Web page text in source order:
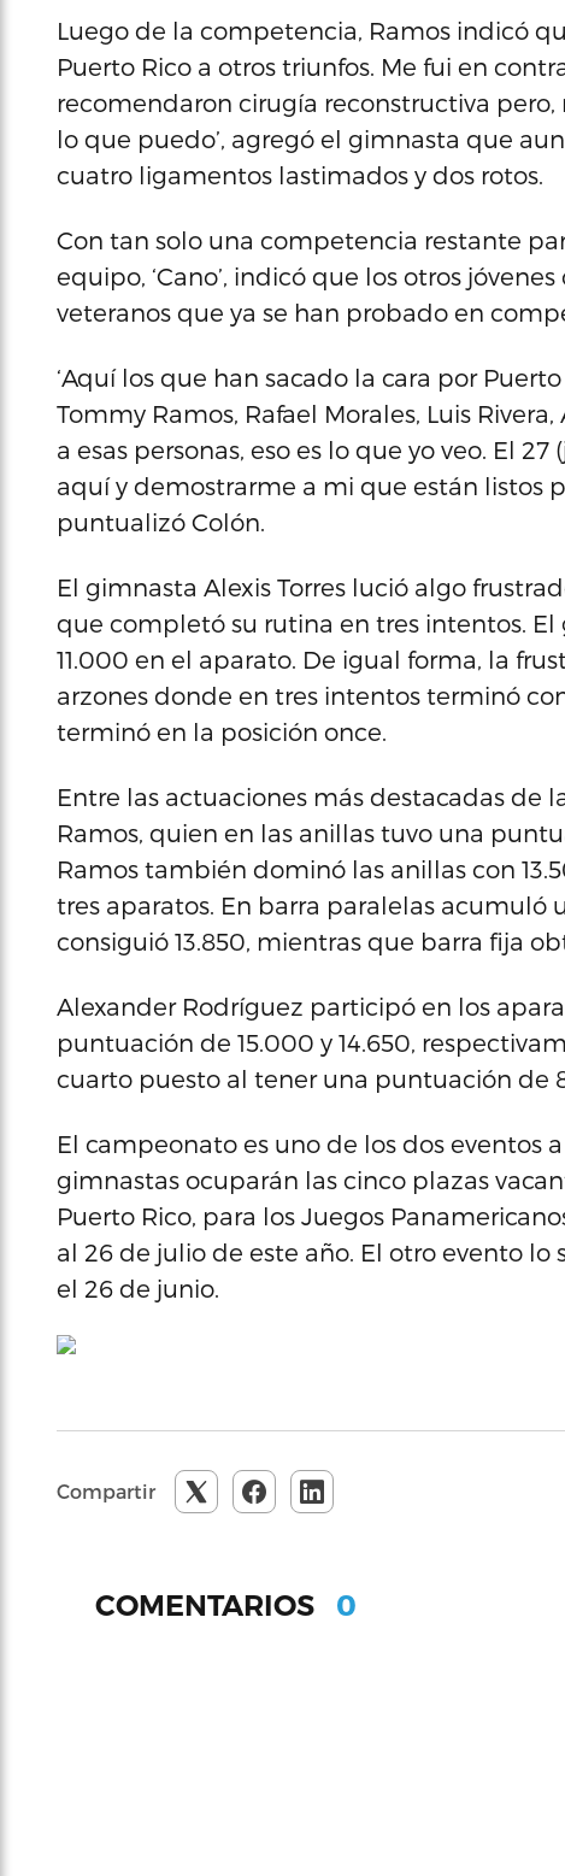
Luego de la competencia, Ramos indicó
Puerto Rico a otros triunfos. Me fui en
recomendaron cirugía reconstructiva
lo que puedo’, agregó el gimnasta que
cuatro ligamentos lastimados y dos rotos.
Con tan solo una competencia restante
equipo, ‘Cano’, indicó que los otros
veteranos que ya se han probado en
‘Aquí los que han sacado la cara por
Tommy Ramos, Rafael Morales, Luis
a esas personas, eso es lo que yo veo. El
aquí y demostrarme a mi que están listos
puntualizó Colón.
El gimnasta Alexis Torres lució algo
que completó su rutina en tres intentos.
11.000 en el aparato. De igual forma, la
arzones donde en tres intentos terminó
terminó en la posición once.
Entre las actuaciones más destacadas de
Ramos, quien en las anillas tuvo una
Ramos también dominó las anillas con
tres aparatos. En barra paralelas acumuló
consiguió 13.850, mientras que barra fija
Alexander Rodríguez participó en los
puntuación de 15.000 y 14.650,
cuarto puesto al tener una puntuación de
El campeonato es uno de los dos eventos
gimnastas ocuparán las cinco plazas
Puerto Rico, para los Juegos
al 26 de julio de este año. El otro evento
el 26 de junio.
Compartir
COMENTARIOS 0